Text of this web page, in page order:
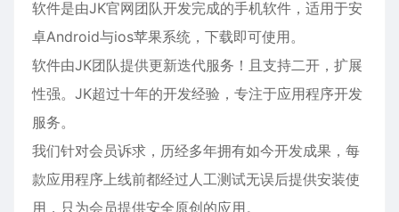
软件是由JK官网团队开发完成的手机软件，适用于安
卓Android与ios苹果系统，下载即可使用。
软件由JK团队提供更新迭代服务！且支持二开，扩展
性强。JK超过十年的开发经验，专注于应用程序开发
服务。
我们针对会员诉求，历经多年拥有如今开发成果，每
款应用程序上线前都经过人工测试无误后提供安装使
用，只为会员提供安全原创的应用。